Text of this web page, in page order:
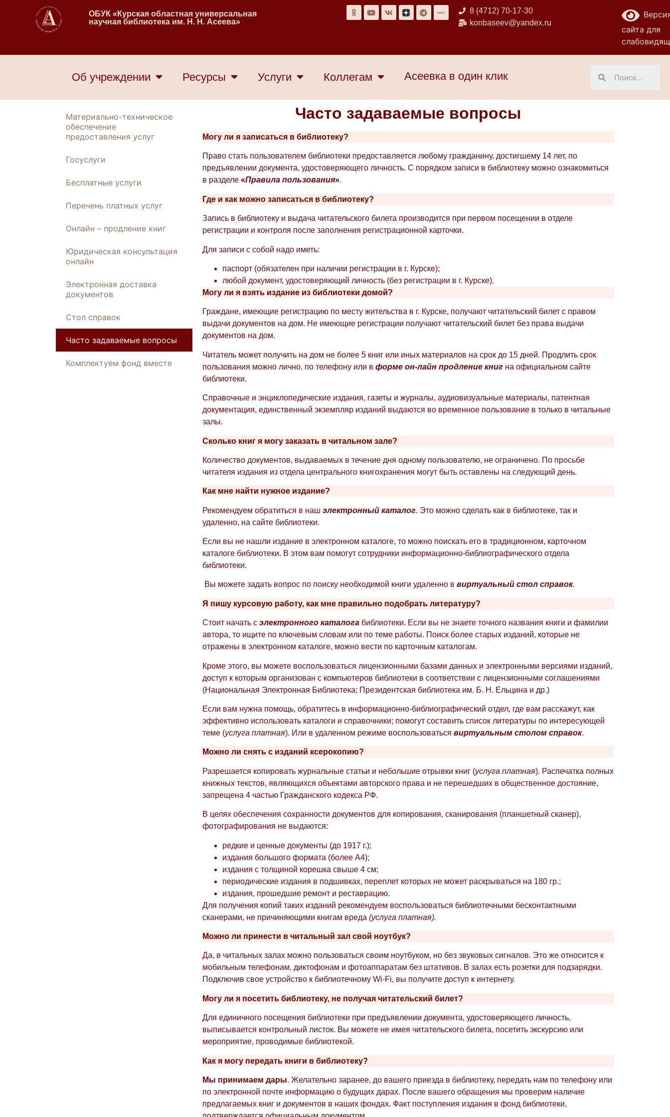
ОБУК «Курская областная универсальная
научная библиотека им. Н. Н. Асеева»
8 (4712) 70-17-30
konbaseev@yandex.ru
сайта для
Об учреждении Ресурсы Услуги Коллегам Асеевка в один клик
Материально-техническое
обеспечение
предоставления услуг
Госуслуги
Бесплатные услуги
Перечень платных услуг
Онлайн – продление книг
Юридическая консультация
онлайн
Электронная доставка
документов
Стол справок
Часто задаваемые вопросы
Комплектуем фонд вместе
Часто задаваемые вопросы
Могу ли я записаться в библиотеку?
Право стать пользователем библиотеки предоставляется любому гражданину, достигшему 14 лет, по
предъявлении документа, удостоверяющего личность. С порядком записи в библиотеку можно ознакомиться
в разделе «Правила пользования».
Где и как можно записаться в библиотеку?
Запись в библиотеку и выдача читательского билета производится при первом посещении в отделе
регистрации и контроля после заполнения регистрационной карточки.
Для записи с собой надо иметь:
паспорт (обязателен при наличии регистрации в г. Курске);
любой документ, удостоверяющий личность (без регистрации в г. Курске).
Могу ли я взять издание из библиотеки домой?
Граждане, имеющие регистрацию по месту жительства в г. Курске, получают читательский билет с правом
выдачи документов на дом. Не имеющие регистрации получают читательский билет без права выдачи
документов на дом.
Читатель может получить на дом не более 5 книг или иных материалов на срок до 15 дней. Продлить срок
пользования можно лично, по телефону или в форме он-лайн продление книг на официальном сайте
библиотеки.
Справочные и энциклопедические издания, газеты и журналы, аудиовизуальные материалы, патентная
документация, единственный экземпляр изданий выдаются во временное пользование в только в читальные
залы.
Сколько книг я могу заказать в читальном зале?
Количество документов, выдаваемых в течение дня одному пользователю, не ограничено. По просьбе
читателя издания из отдела центрального книгохранения могут быть оставлены на следующий день.
Как мне найти нужное издание?
Рекомендуем обратиться в наш электронный каталог. Это можно сделать как в библиотеке, так и
удаленно, на сайте библиотеки.
Если вы не нашли издание в электронном каталоге, то можно поискать его в традиционном, карточном
каталоге библиотеки. В этом вам помогут сотрудники информационно-библиографического отдела
библиотеки.
Вы можете задать вопрос по поиску необходимой книги удаленно в виртуальный стол справок.
Я пишу курсовую работу, как мне правильно подобрать литературу?
Стоит начать с электронного каталогабиблиотеки. Если вы не знаете точного названия книги и фамилии
автора, то ищите по ключевым словам или по теме работы. Поиск более старых изданий, которые не
отражены в электронном каталоге, можно вести по карточным каталогам.
Кроме этого, вы можете воспользоваться лицензионными базами данных и электронными версиями изданий,
доступ к которым организован с компьютеров библиотеки в соответствии с лицензионными соглашениями
(Национальная Электронная Библиотека; Президентская библиотека им. Б. Н. Ельцина и др.)
Если вам нужна помощь, обратитесь в информационно-библиографический отдел, где вам расскажут, как
эффективно использовать каталоги и справочники; помогут составить список литературы по интересующей
теме (услуга платная). Или в удаленном режиме воспользоваться виртуальным столом справок.
Можно ли снять с изданий ксерокопию?
Разрешается копировать журнальные статьи и небольшие отрывки книг (услуга платная). Распечатка полных
книжных текстов, являющихся объектами авторского права и не перешедших в общественное достояние,
запрещена 4 частью Гражданского кодекса РФ.
В целях обеспечения сохранности документов для копирования, сканирования (планшетный сканер),
фотографирования не выдаются:
редкие и ценные документы (до 1917 г.);
издания большого формата (более А4);
издания с толщиной корешка свыше 4 см;
периодические издания в подшивках, переплет которых не может раскрываться на 180 гр.;
издания, прошедшие ремонт и реставрацию.
Для получения копий таких изданий рекомендуем воспользоваться библиотечными бесконтактными
сканерами, не причиняющими книгам вреда (услуга платная).
Можно ли принести в читальный зал свой ноутбук?
Да, в читальных залах можно пользоваться своим ноутбуком, но без звуковых сигналов. Это же относится к
мобильным телефонам, диктофонам и фотоаппаратам без штативов. В залах есть розетки для подзарядки.
Подключив свое устройство к библиотечному Wi-Fi, вы получите доступ к интернету.
Могу ли я посетить библиотеку, не получая читательский билет?
Для единичного посещения библиотеки при предъявлении документа, удостоверяющего личность,
выписывается контрольный листок. Вы можете не имея читательского билета, посетить экскурсию или
мероприятие, проводимые библиотекой.
Как я могу передать книги в библиотеку?
Мы принимаем дары. Желательно заранее, до вашего приезда в библиотеку, передать нам по телефону или
по электронной почте информацию о будущих дарах. После вашего обращения мы проверим наличие
предлагаемых книг и документов в наших фондах. Факт поступления издания в фонд библиотеки,